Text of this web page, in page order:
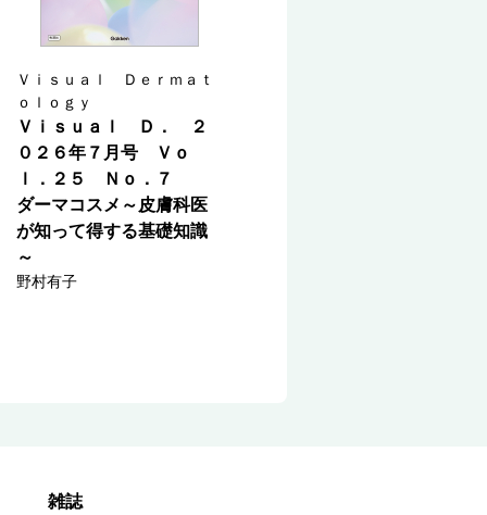
Ｖｉｓｕａｌ Ｄｅｒｍａｔ
ｏｌｏｇｙ
Ｖｉｓｕａｌ Ｄ． ２
０２６年７月号 Ｖｏ
ｌ．２５ Ｎｏ．７
ダーマコスメ～皮膚科医
が知って得する基礎知識
～
野村有子
雑誌